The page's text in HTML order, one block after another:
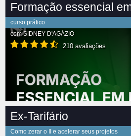
Formação essencial
curso prático
comSIDNEY D'AGÁZIO
210 avaliações
Ex-Tarifário
Como zerar o II e acelerar seus projetos